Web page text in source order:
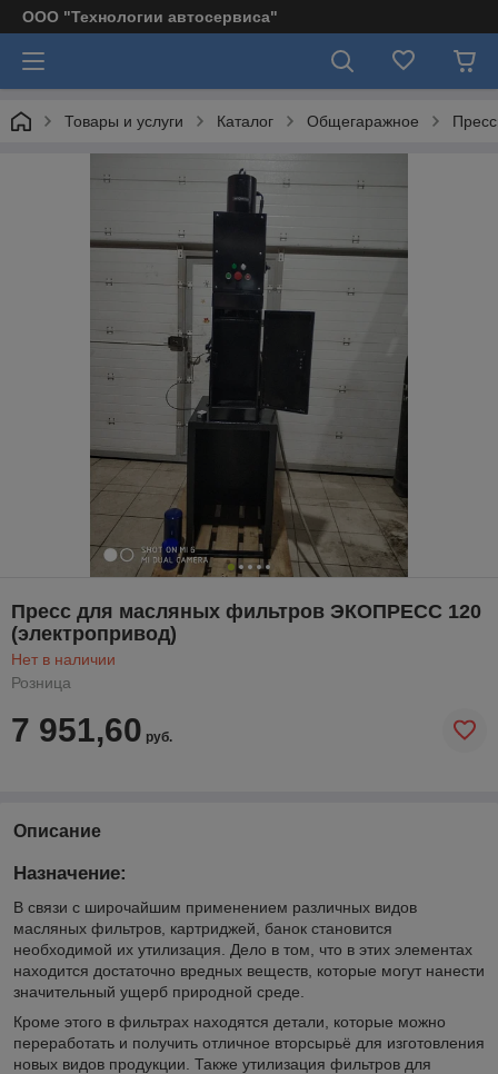
ООО "Технологии автосервиса"
Товары и услуги Каталог Общегаражное
Пресс для масляных фильтров ЭКОПРЕСС 120
(электропривод)
Нет в наличии
Розница
7 951,60 руб.
Описание
Назначение:
В связи с широчайшим применением различных видов
масляных фильтров, картриджей, банок становится
необходимой их утилизация. Дело в том, что в этих элементах
находится достаточно вредных веществ, которые могут нанести
значительный ущерб природной среде.
Кроме этого в фильтрах находятся детали, которые можно
переработать и получить отличное вторсырьё для изготовления
новых видов продукции. Также утилизация фильтров для